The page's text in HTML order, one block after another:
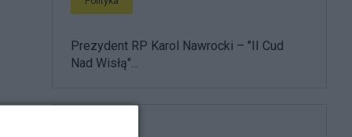
Prezydent RP Karol Nawrocki – "II Cud
Nad Wisłą"...